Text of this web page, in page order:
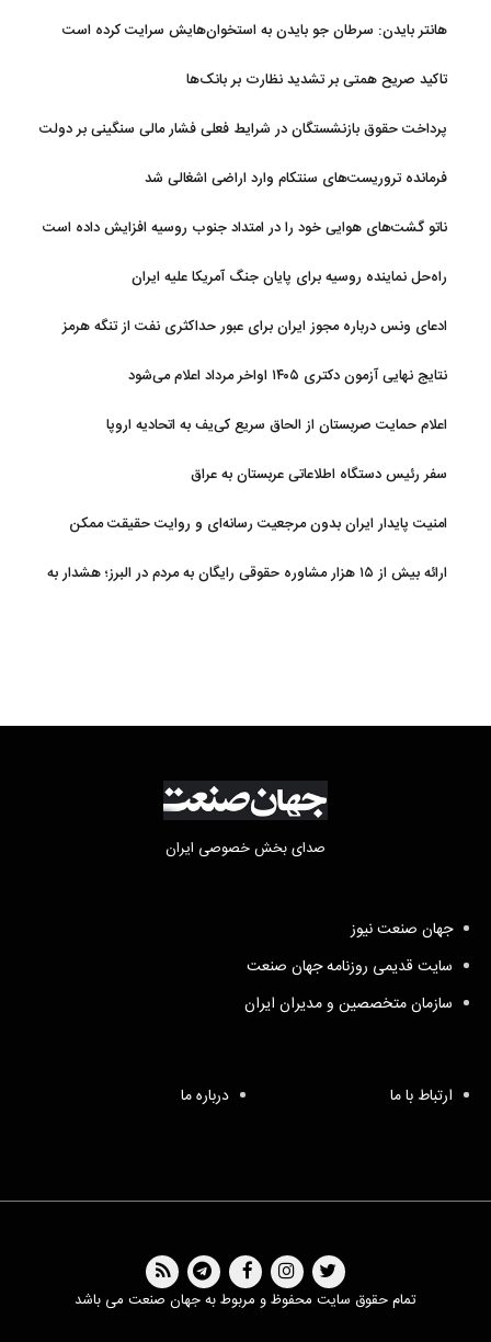
هانتر بایدن: سرطان جو بایدن به استخوان‌هایش سرایت کرده است
تاکید صریح همتی بر تشدید نظارت بر بانک‌ها
پرداخت حقوق بازنشستگان در شرایط فعلی فشار مالی سنگینی بر دولت
فرمانده تروریست‌های سنتکام وارد اراضی اشغالی شد
ناتو گشت‌های هوایی خود را در امتداد جنوب روسیه افزایش داده است
راه‌حل نماینده روسیه برای پایان جنگ آمریکا علیه ایران
ادعای ونس درباره مجوز ایران برای عبور حداکثری نفت از تنگه هرمز
نتایج نهایی آزمون دکتری ۱۴۰۵ اواخر مرداد اعلام می‌شود
اعلام حمایت صربستان از الحاق سریع کی‌یف به اتحادیه اروپا
سفر رئیس دستگاه اطلاعاتی عربستان به عراق
امنیت پایدار ایران بدون مرجعیت رسانه‌ای و روایت حقیقت ممکن
ارائه بیش از ۱۵ هزار مشاوره حقوقی رایگان به مردم در البرز؛ هشدار به
صدای بخش خصوصی ایران
جهان صنعت نیوز
سایت قدیمی روزنامه جهان صنعت
سازمان متخصصین و مدیران ایران
ارتباط با ما درباره ما
تمام حقوق سایت محفوظ و مربوط به جهان صنعت می باشد